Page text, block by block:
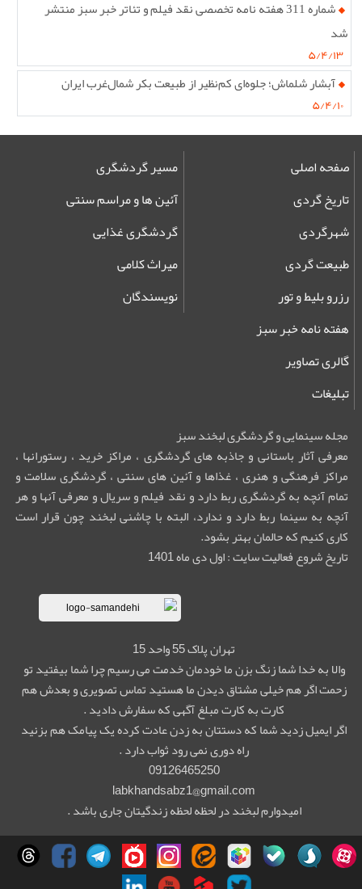
شماره 311 هفته نامه تخصصی نقد فیلم و تئاتر خبر سبز منتشر
شد
۵/۴/۱۳
آبشار شلماش؛ جلوه‌ای کم‌نظیر از طبیعت بکر شمال‌غرب ایران
۵/۴/۱۰
صفحه اصلی
تاریخ گردی
شهرگردی
طبیعت گردی
مسیر گردشگری
آئین ها و مراسم سنتی
گردشگری غذایی
میراث کلامی
رزرو بلیط و تور
هفته نامه خبر سبز
گالری تصاویر
تبلیغات
نویسندگان
مجله سینمایی و گردشگری لبخند سبز
معرفی آثار باستانی و جاذبه های گردشگری ، مراکز خرید ، رستورانها ،
مراکز فرهنگی و هنری ، غذاها و آئین های سنتی ، گردشگری سلامت و
تمام آنچه به گردشگری ربط دارد و نقد فیلم و سریال و معرفی آنها و هر
آنچه به سینما ربط دارد و ندارد، البته با چاشنی لبخند چون قرار است
کاری کنیم که حالمان بهتر بشود.
تاریخ شروع فعالیت سایت : اول دی ماه 1401
تهران پلاک 55 واحد 15
والا به خدا شما زنگ بزن ما خودمان خدمت می رسیم چرا شما بیفتید تو
زحمت اگر هم خیلی مشتاق دیدن ما هستید تماس تصویری و بعدش هم
کارت به کارت مبلغ آگهی که سفارش دادید .
اگر ایمیل زدید شما که دستتان به زدن عادت کرده یک پیامک هم بزنید
راه دوری نمی رود ثواب دارد .
09126465250
labkhandsabz1@gmail.com
امیدوارم لبخند در لحظه لحظه زندگیتان جاری باشد .